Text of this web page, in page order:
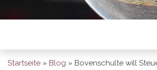
Startseite » Blog » Bovenschulte will